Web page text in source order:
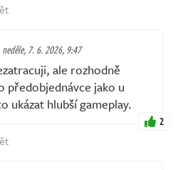
neděle, 7. 6. 2026, 9:47
ale rozhodně
předobjednávce jako u
ukázat hlubší gameplay.
2